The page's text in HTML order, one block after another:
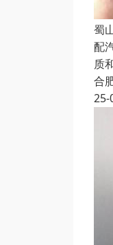
蜀
配
质
合
25-